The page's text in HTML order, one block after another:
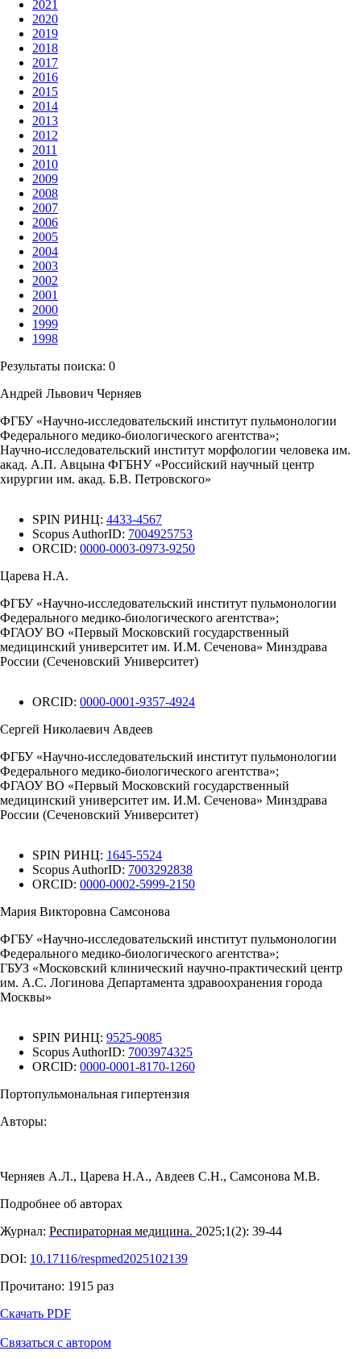
2021
2020
2019
2018
2017
2016
2015
2014
2013
2012
2011
2010
2009
2008
2007
2006
2005
2004
2003
2002
2001
2000
1999
1998
Результаты поиска: 0
Андрей Львович Черняев
ФГБУ «Научно-исследовательский институт пульмонологии
Федерального медико-биологического агентства»;
Научно-исследовательский институт морфологии человека им.
акад. А.П. Авцына ФГБНУ «Российский научный центр
хирургии им. акад. Б.В. Петровского»
SPIN РИНЦ: 4433-4567
Scopus AuthorID: 7004925753
ORCID: 0000-0003-0973-9250
Царева Н.А.
ФГБУ «Научно-исследовательский институт пульмонологии
Федерального медико-биологического агентства»;
ФГАОУ ВО «Первый Московский государственный
медицинский университет им. И.М. Сеченова» Минздрава
России (Сеченовский Университет)
ORCID: 0000-0001-9357-4924
Сергей Николаевич Авдеев
ФГБУ «Научно-исследовательский институт пульмонологии
Федерального медико-биологического агентства»;
ФГАОУ ВО «Первый Московский государственный
медицинский университет им. И.М. Сеченова» Минздрава
России (Сеченовский Университет)
SPIN РИНЦ: 1645-5524
Scopus AuthorID: 7003292838
ORCID: 0000-0002-5999-2150
Мария Викторовна Самсонова
ФГБУ «Научно-исследовательский институт пульмонологии
Федерального медико-биологического агентства»;
ГБУЗ «Московский клинический научно-практический центр
им. А.С. Логинова Департамента здравоохранения города
Москвы»
SPIN РИНЦ: 9525-9085
Scopus AuthorID: 7003974325
ORCID: 0000-0001-8170-1260
Портопульмональная гипертензия
Авторы:
Черняев А.Л., Царева Н.А., Авдеев С.Н., Самсонова М.В.
Подробнее об авторах
Журнал: Респираторная медицина. 2025;1(2): 39‑44
DOI: 10.17116/respmed2025102139
Прочитано: 1915 раз
Скачать PDF
Связаться с автором